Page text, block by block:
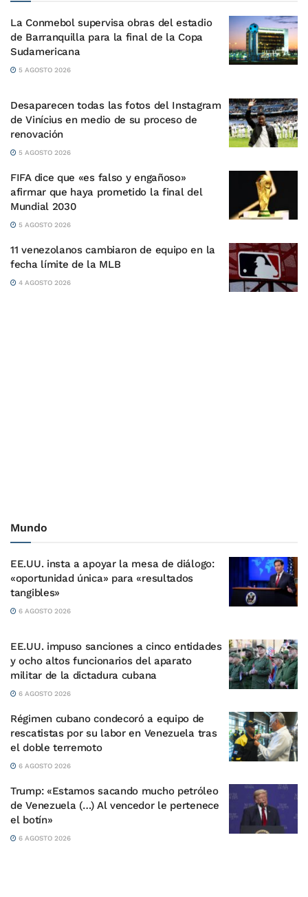
La Conmebol supervisa obras del estadio
de Barranquilla para la final de la Copa
Sudamericana
5 AGOSTO 2026
Desaparecen todas las fotos del Instagram
de Vinícius en medio de su proceso de
renovación
5 AGOSTO 2026
FIFA dice que «es falso y engañoso»
afirmar que haya prometido la final del
Mundial 2030
5 AGOSTO 2026
11 venezolanos cambiaron de equipo en la
fecha límite de la MLB
4 AGOSTO 2026
Mundo
EE.UU. insta a apoyar la mesa de diálogo:
«oportunidad única» para «resultados
tangibles»
6 AGOSTO 2026
EE.UU. impuso sanciones a cinco entidades
y ocho altos funcionarios del aparato
militar de la dictadura cubana
6 AGOSTO 2026
Régimen cubano condecoró a equipo de
rescatistas por su labor en Venezuela tras
el doble terremoto
6 AGOSTO 2026
Trump: «Estamos sacando mucho petróleo
de Venezuela (…) Al vencedor le pertenece
el botín»
6 AGOSTO 2026